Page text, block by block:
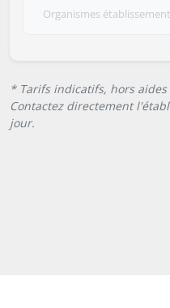
Organismes
* Tarifs indicatifs, hors aides
Contactez directement
jour.